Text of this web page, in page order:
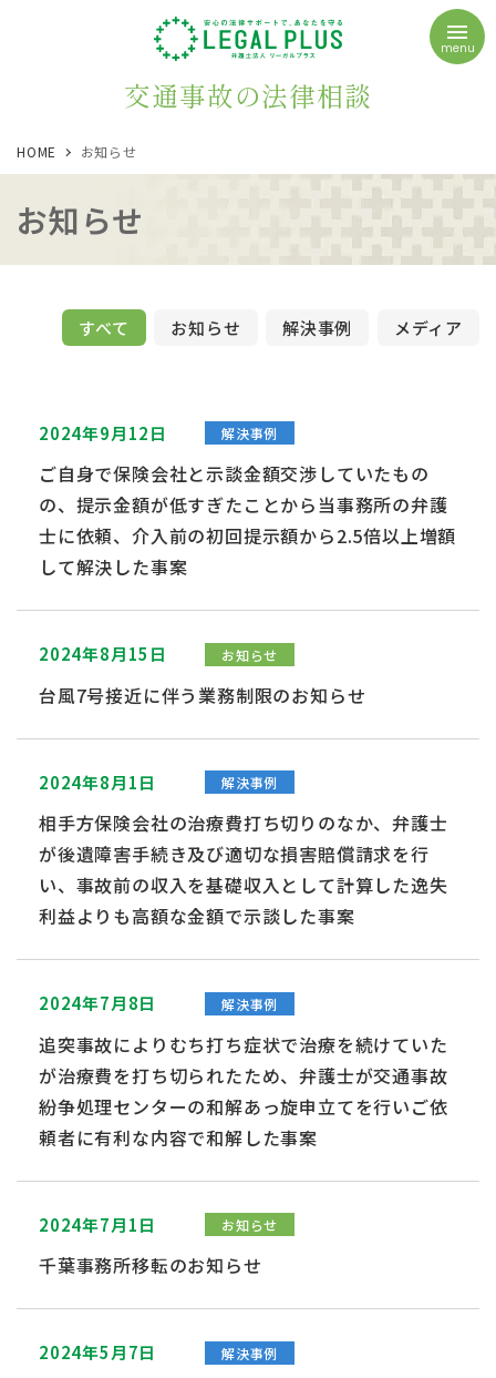
交通事故の法律相談
menu
HOME お知らせ
お知らせ
すべて お知らせ 解決事例 メディア
ご自身で保険会社と示談金額交渉していたもの
の、提示金額が低すぎたことから当事務所の弁護
士に依頼、介入前の初回提示額から2.5倍以上増額
して解決した事案
2024年9月12日 解決事例
台風7号接近に伴う業務制限のお知らせ
2024年8月15日 お知らせ
相手方保険会社の治療費打ち切りのなか、弁護士
が後遺障害手続き及び適切な損害賠償請求を行
い、事故前の収入を基礎収入として計算した逸失
利益よりも高額な金額で示談した事案
2024年8月1日 解決事例
追突事故によりむち打ち症状で治療を続けていた
が治療費を打ち切られたため、弁護士が交通事故
紛争処理センターの和解あっ旋申立てを行いご依
頼者に有利な内容で和解した事案
2024年7月8日 解決事例
千葉事務所移転のお知らせ
2024年7月1日 お知らせ
2024年5月7日 解決事例